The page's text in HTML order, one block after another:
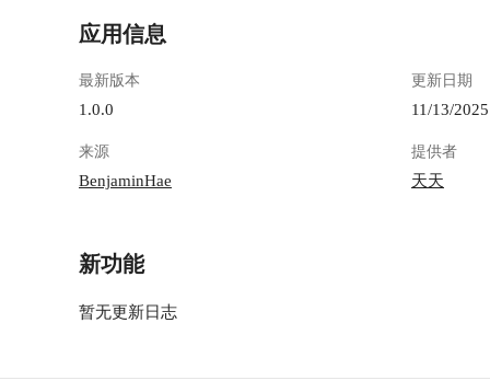
应用信息
最新版本
1.0.0
更新日期
11/13/2025
来源
BenjaminHae
提供者
天天
新功能
暂无更新日志